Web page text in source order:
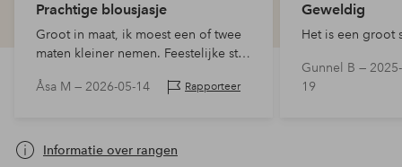
Prachtige blousjasje
Groot in maat, ik moest een of twee
maten kleiner nemen. Feestelijke stof
lichtgoudkleurige enveloptas en
Åsa M — 2026-05-14 Rapporteer
Geweldig
Het is een groot
Gunnel B —
19
Informatie over rangen